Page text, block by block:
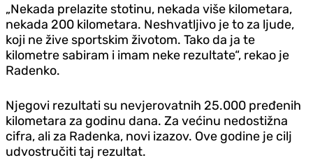
„Nekada prelazite stotinu, nekada više kilometara,
nekada 200 kilometara. Neshvatljivo je to za ljude,
koji ne žive sportskim životom. Tako da ja te
kilometre sabiram i imam neke rezultate“, rekao je
Radenko.
Njegovi rezultati su nevjerovatnih 25.000 pređenih
kilometara za godinu dana. Za većinu nedostižna
cifra, ali za Radenka, novi izazov. Ove godine je cilj
udvostručiti taj rezultat.